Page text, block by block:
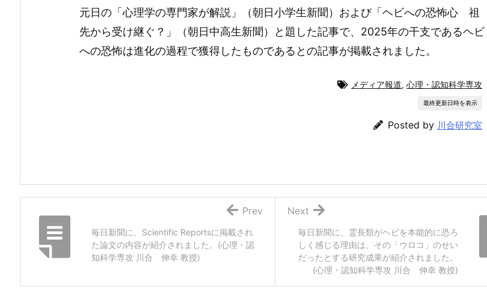
元日の「心理学の専門家が解説」（朝日小学生新聞）および「ヘビへの恐怖心 祖
先から受け継ぐ？」（朝日中高生新聞）と題した記事で、2025年の干支であるヘビ
への恐怖は進化の過程で獲得したものであるとの記事が掲載されました。
メディア報道, 心理・認知科学専攻
最終更新日時を表示
Posted by 川合研究室
毎日新聞に、霊長類がヘビを本能的に恐ろ
しく感じる理由は、その「ウロコ」のせい
だったとする研究成果が紹介されました。
(心理・認知科学専攻 川合 伸幸 教授)
Next
毎日新聞に、Scientific Reportsに掲載され
た論文の内容が紹介されました。(心理・認
知科学専攻 川合 伸幸 教授)
Prev